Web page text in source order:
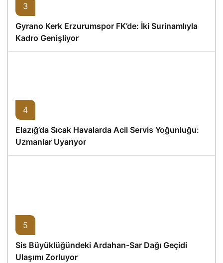
3
Gyrano Kerk Erzurumspor FK’de: İki Surinamlıyla
Kadro Genişliyor
4
Elazığ’da Sıcak Havalarda Acil Servis Yoğunluğu:
Uzmanlar Uyarıyor
5
Sis Büyüklüğündeki Ardahan-Sar Dağı Geçidi
Ulaşımı Zorluyor